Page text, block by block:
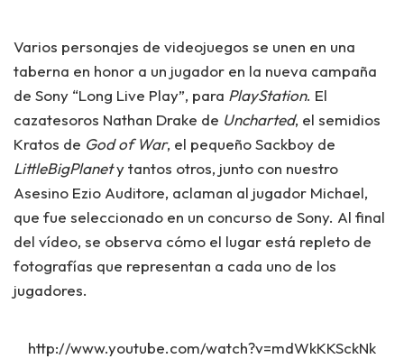
Varios personajes de videojuegos se unen en una
taberna en honor a un jugador en la nueva campaña
de Sony “Long Live Play”, para PlayStation. El
cazatesoros Nathan Drake de Uncharted, el semidios
Kratos de God of War, el pequeño Sackboy de
LittleBigPlanety tantos otros, junto con nuestro
Asesino Ezio Auditore, aclaman al jugador Michael,
que fue seleccionado en un concurso de Sony. Al final
del vídeo, se observa cómo el lugar está repleto de
fotografías que representan a cada uno de los
jugadores.
http://www.youtube.com/watch?v=mdWkKKSckNk